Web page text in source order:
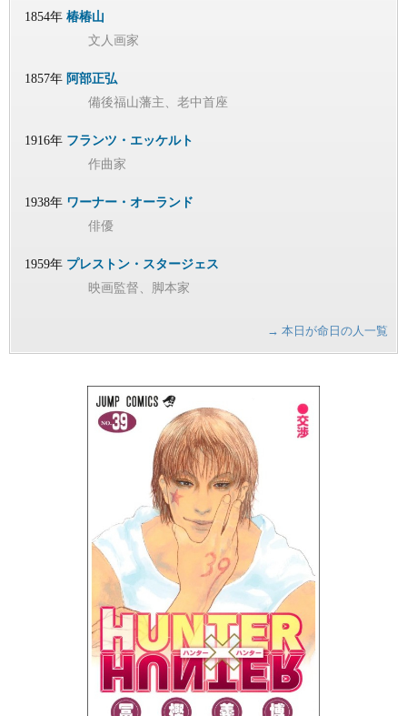
1854年 椿椿山
文人画家
1857年 阿部正弘
備後福山藩主、老中首座
1916年 フランツ・エッケルト
作曲家
1938年 ワーナー・オーランド
俳優
1959年 プレストン・スタージェス
映画監督、脚本家
→ 本日が命日の人一覧